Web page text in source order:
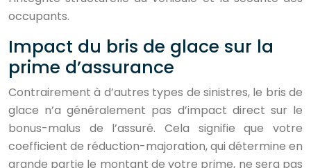
occupants.
Impact du bris de glace sur la
prime d’assurance
Contrairement à d’autres types de sinistres, le bris de
glace n’a généralement pas d’impact direct sur le
bonus-malus de l’assuré. Cela signifie que votre
coefficient de réduction-majoration, qui détermine en
grande partie le montant de votre prime, ne sera pas